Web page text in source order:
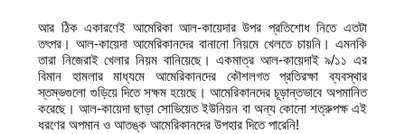
আর ঠিক একারণেই আমেরিকা আল-কায়েদার উপর প্রতিশোধ নিতে এতটা
তৎপর। আল-কায়েদা আমেরিকানদের বানানো নিয়মে খেলতে চায়নি। এমনকি
তারা নিজেরাই খেলার নিয়ম বানিয়েছে। একমাত্র আল-কায়েদাই ৯/১১ এর
বিমান হামলার মাধ্যমে আমেরিকানদের কৌশলগত প্রতিরক্ষা ব্যবস্থার
স্তম্ভগুলো গুড়িয়ে দিতে সক্ষম হয়েছে। আমেরিকানদের চূড়ান্তভাবে অপমানিত
করেছে। আল-কায়েদা ছাড়া সোভিয়েত ইউনিয়ন বা অন্য কোনো শত্রুপক্ষ এই
ধরণের অপমান ও আতঙ্ক আমেরিকানদের উপহার দিতে পারেনি!